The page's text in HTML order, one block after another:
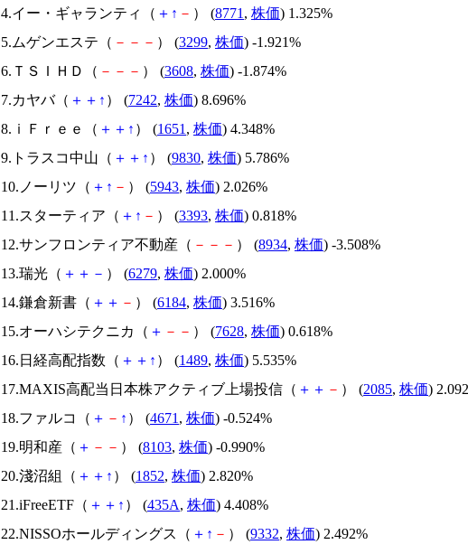
4.イー・ギャランティ（ ＋ ↑ － ） (8771 , 株価) 1.325%
5.ムゲンエステ（ － － － ） (3299, 株価) -1.921%
6.ＴＳＩＨＤ（ － － － ） (3608, 株価) -1.874%
7.カヤバ（ ＋ ＋ ↑ ） (7242, 株価) 8.696%
8.ｉＦｒｅｅ（ ＋ ＋ ↑ ） (1651 , 株価) 4.348%
9.トラスコ中山（ ＋ ＋ ↑ ） (9830, 株価) 5.786%
10.ノーリツ（ ＋ ↑ － ） (5943, 株価) 2.026%
11.スターティア（ ＋ ↑ － ） (3393, 株価) 0.818%
12.サンフロンティア不動産（ － － － ） (8934, 株価) -3.508%
13.瑞光（ ＋ ＋ － ） (6279, 株価) 2.000%
14.鎌倉新書（ ＋ ＋ － ） (6184, 株価) 3.516%
15.オーハシテクニカ（ ＋ － － ） (7628, 株価) 0.618%
16.日経高配指数（ ＋ ＋ ↑ ） (1489, 株価) 5.535%
17.MAXIS高配当日本株アクティブ上場投信（ ＋ ＋ － ） (2085, 株価)
18.ファルコ（ ＋ － ↑ ） (4671 , 株価) -0.524%
19.明和産（ ＋ － － ） (8103, 株価) -0.990%
20.淺沼組（ ＋ ＋ ↑ ） (1852, 株価) 2.820%
21.iFreeETF（ ＋ ＋ ↑ ） (435A, 株価) 4.408%
22.NISSOホールディングス（ ＋ ↑ － ） (9332, 株価) 2.492%